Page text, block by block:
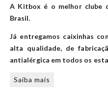
A Kitbox é o melhor clube
Brasil.
Já entregamos caixinhas
alta qualidade, de
antialérgica em todos os
Saiba mais